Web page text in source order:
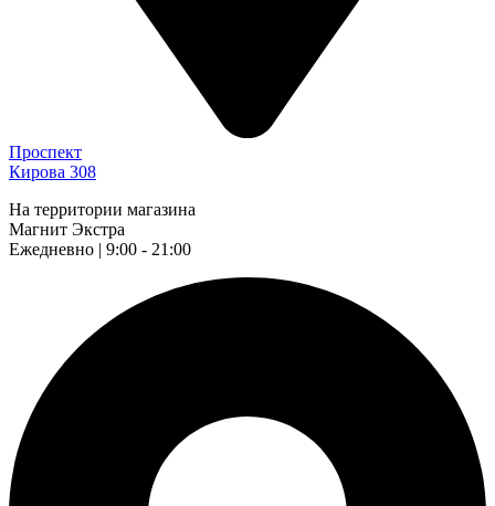
Проспект
Кирова 308
На территории магазина
Магнит Экстра
Ежедневно | 9:00 - 21:00